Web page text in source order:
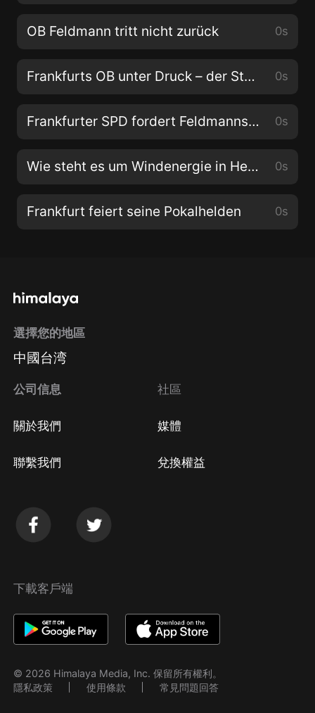
OB Feldmann tritt nicht zurück 0s
Frankfurts OB unter Druck – der Stand der Dinge 0s
Frankfurter SPD fordert Feldmanns Rücktritt 0s
Wie steht es um Windenergie in Hessen? 0s
Frankfurt feiert seine Pokalhelden 0s
選擇您的地區
中國台湾
公司信息
關於我們
聯繫我們
社區
媒體
兌換權益
下載客戶端
© 2026 Himalaya Media, Inc. 保留所有權利。
隱私政策
使用條款 常見問題回答